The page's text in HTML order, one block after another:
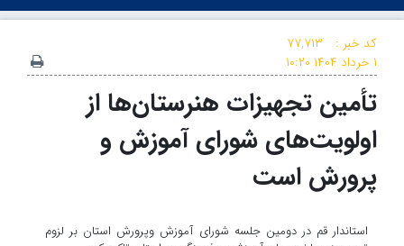
هشدار سطح نارنجی در استان بوشهر صادر شد
کد خبر :
۷۷,۷۱۳
۱ خرداد ۱۴۰۴
۱۰:۲۰
تأمین تجهیزات هنرستان‌ها از
اولویت‌های شورای آموزش و
پرورش است
استاندار قم در دومین جلسه شورای آموزش وپرورش استان بر لزوم